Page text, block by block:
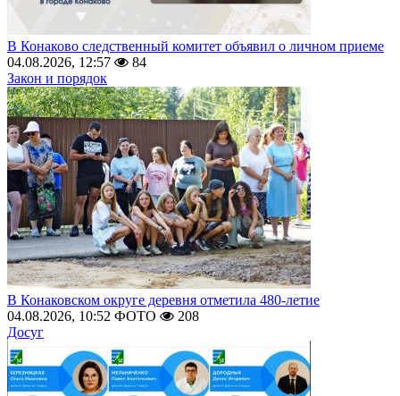
В Конаково следственный комитет объявил о личном приеме
04.08.2026, 12:57
84
Закон и порядок
В Конаковском округе деревня отметила 480-летие
04.08.2026, 10:52 ФОТО
208
Досуг